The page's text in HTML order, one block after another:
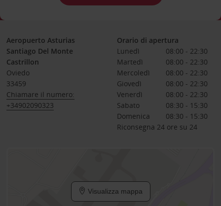
Aeropuerto Asturias
Santiago Del Monte
Castrillon
Oviedo
33459
Chiamare il numero:
+34902090323
Orario di apertura
Lunedì
08:00 - 22:30
Martedì
08:00 - 22:30
Mercoledì
08:00 - 22:30
Giovedì
08:00 - 22:30
Venerdì
08:00 - 22:30
Sabato
08:30 - 15:30
Domenica
08:30 - 15:30
Riconsegna 24 ore su 24
Visualizza mappa